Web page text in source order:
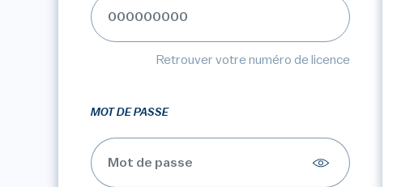
Retrouver votre numéro de licence
MOT DE PASSE